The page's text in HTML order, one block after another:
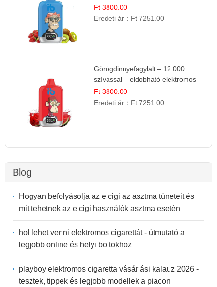
Ft 3800.00
Eredeti ár： Ft 7251.00
Görögdinnyefagylalt – 12 000
szívással – eldobható elektromos
cigi
Ft 3800.00
Eredeti ár： Ft 7251.00
Blog
Hogyan befolyásolja az e cigi az asztma tüneteit és
mit tehetnek az e cigi használók asztma esetén
hol lehet venni elektromos cigarettát - útmutató a
legjobb online és helyi boltokhoz
playboy elektromos cigaretta vásárlási kalauz 2026 -
tesztek, tippek és legjobb modellek a piacon